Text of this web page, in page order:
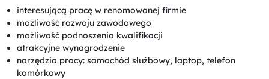
interesującą pracę w renomowanej firmie
możliwość rozwoju zawodowego
możliwość podnoszenia kwalifikacji
atrakcyjne wynagrodzenie
narzędzia pracy: samochód służbowy, laptop, telefon
komórkowy